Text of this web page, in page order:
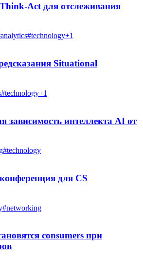
Act для отслеживания
analytics#technology+1
Situational
#technology+1
зависимость интеллекта AI от
#technology
для CS
#networking
consumers при